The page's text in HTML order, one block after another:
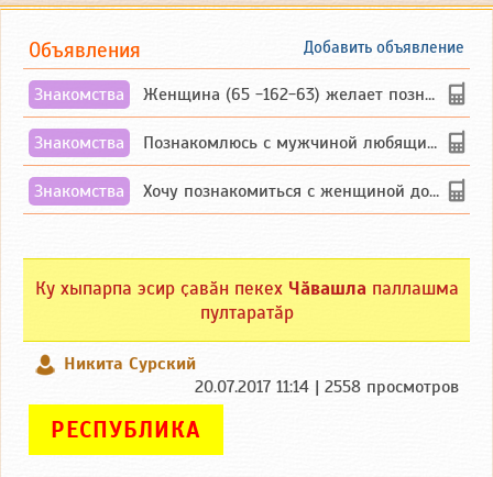
Добавить объявление
Объявления
Знакомства Женщина (65 -162-63) желает познакомиться с одиноким, добродушным, без вредных ...
Знакомства Познакомлюсь с мужчиной любящим танцевать и петь на родном чувашском языке
Знакомства Хочу познакомиться с женщиной до 55 лет чувашской или русской национальности дл...
Ку хыпарпа эсир ҫавӑн пекех Чӑвашла паллашма
пултаратӑр
Никита Сурский
20.07.2017 11:14 | 2558 просмотров
РЕСПУБЛИКА